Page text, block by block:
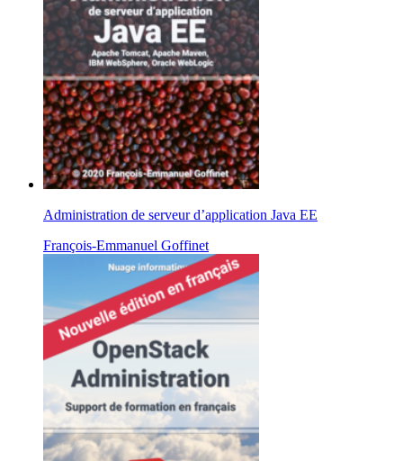
Administration de serveur d’application Java EE
François-Emmanuel Goffinet